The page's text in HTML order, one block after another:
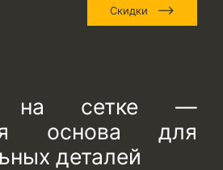
Скидки
на сетке —
основа для
деталей